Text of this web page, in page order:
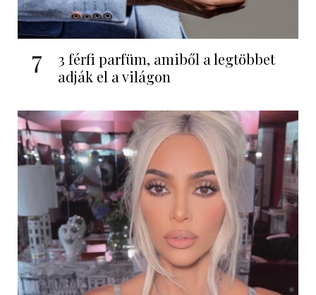
7
3 férfi parfüm, amiből a legtöbbet
adják el a világon